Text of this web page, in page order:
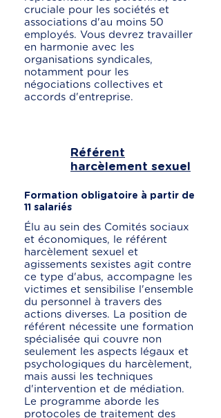
cruciale pour les sociétés et
associations d'au moins 50
employés. Vous devrez travailler
en harmonie avec les
organisations syndicales,
notamment pour les
négociations collectives et
accords d'entreprise.
Référent
harcèlement sexuel
Formation obligatoire à partir de
11 salariés
Élu au sein des Comités sociaux
et économiques, le référent
harcèlement sexuel et
agissements sexistes agit contre
ce type d'abus, accompagne les
victimes et sensibilise l'ensemble
du personnel à travers des
actions diverses. La position de
référent nécessite une formation
spécialisée qui couvre non
seulement les aspects légaux et
psychologiques du harcèlement,
mais aussi les techniques
d'intervention et de médiation.
Le programme aborde les
protocoles de traitement des